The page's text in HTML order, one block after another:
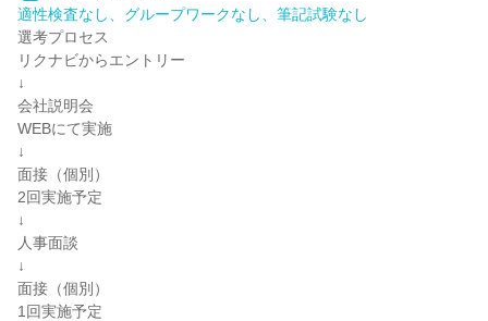
適性検査なし、グループワークなし、筆記試験なし
選考プロセス
リクナビからエントリー
↓
会社説明会
WEBにて実施
↓
面接（個別）
2回実施予定
↓
人事面談
↓
面接（個別）
1回実施予定